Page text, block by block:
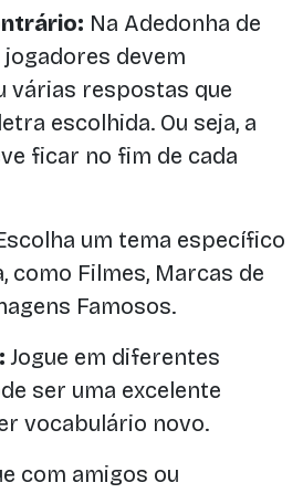
Na Adedonha de
jogadores devem
várias respostas que
escolhida. Ou seja, a
ficar no fim de cada
um tema específico
como Filmes, Marcas de
Famosos.
Jogue em diferentes
ser uma excelente
vocabulário novo.
com amigos ou